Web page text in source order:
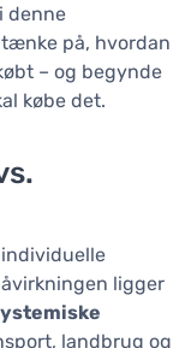
denne
på, hvordan
– og begynde
købe det.
ligger
landbrug og